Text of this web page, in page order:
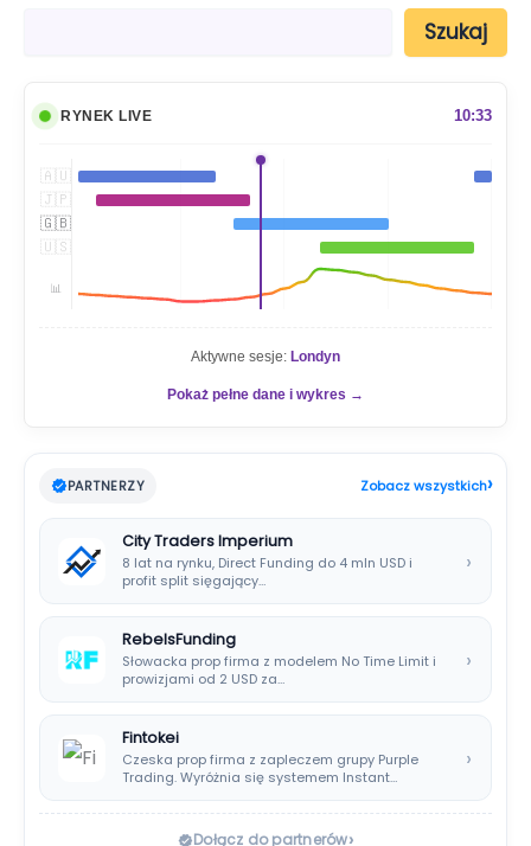
a
Szukaj
RYNEK LIVE 10:33
🇦🇺
🇯🇵
🇬🇧
🇺🇸
📊
Aktywne sesje: Londyn
Pokaż pełne dane i wykres →
PARTNERZY Zobacz wszystkich›
City Traders Imperium
8 lat na rynku, Direct Funding do 4 mln USD i
profit split sięgający…
›
RebelsFunding
Słowacka prop firma z modelem No Time Limit i
prowizjami od 2 USD za…
›
Fintokei
Czeska prop firma z zapleczem grupy Purple
Trading. Wyróżnia się systemem Instant
›
Dołącz do partnerów›